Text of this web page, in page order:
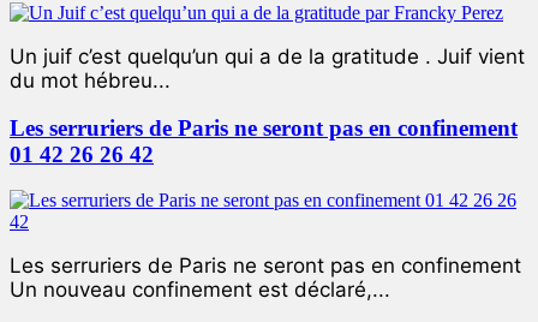
Un juif c’est quelqu’un qui a de la gratitude . Juif vient
du mot hébreu...
Les serruriers de Paris ne seront pas en confinement
01 42 26 26 42
Les serruriers de Paris ne seront pas en confinement
Un nouveau confinement est déclaré,...